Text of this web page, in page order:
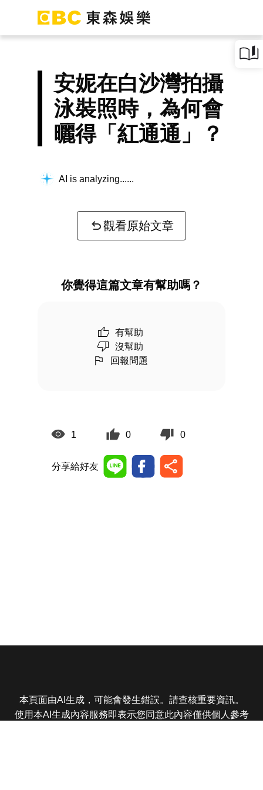
安妮在白沙灣拍攝
泳裝照時，為何會
曬得「紅通通」？
AI is analyzing...
觀看原始文章
你覺得這篇文章有幫助嗎？
有幫助
沒幫助
回報問題
1 0 0
分享給好友
本頁面由AI生成，可能會發生錯誤。請查核重要資訊。
使用本AI生成內容服務即表示您同意此內容僅供個人參考